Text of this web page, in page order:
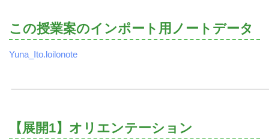
この授業案のインポート用ノートデータ
Yuna_Ito.loilonote
【展開1】オリエンテーション